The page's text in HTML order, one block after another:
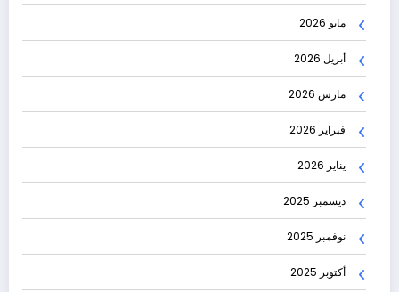
مايو 2026
أبريل 2026
مارس 2026
فبراير 2026
يناير 2026
ديسمبر 2025
نوفمبر 2025
أكتوبر 2025